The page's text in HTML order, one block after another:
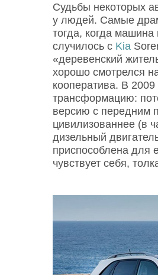
Судьбы некоторых
у людей. Самые
тогда, когда
случилось с Kia
«деревенский
хорошо смотрелся
кооператива. В
трансформацию:
версию с передним
цивилизованнее (в
дизельный
приспособлена для
чувствует себя,